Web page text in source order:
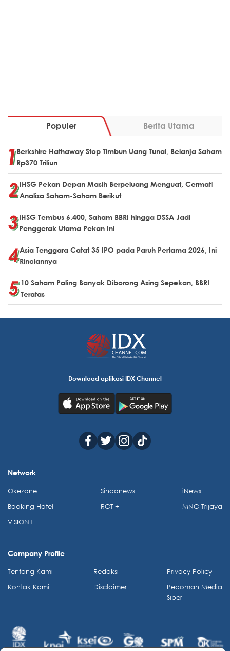
Populer Berita Utama
Berkshire Hathaway Stop Timbun Uang Tunai, Belanja Saham
Rp370 Triliun
IHSG Pekan Depan Masih Berpeluang Menguat, Cermati
Analisa Saham-Saham Berikut
IHSG Tembus 6.400, Saham BBRI hingga DSSA Jadi
Penggerak Utama Pekan Ini
Asia Tenggara Catat 35 IPO pada Paruh Pertama 2026, Ini
Rinciannya
10 Saham Paling Banyak Diborong Asing Sepekan, BBRI
Teratas
Download aplikasi IDX Channel
Network
Okezone
Booking Hotel
VISION+
Sindonews
RCTI+
iNews
MNC Trijaya
Company Profile
Tentang Kami
Kontak Kami
Redaksi
Disclaimer
Privacy Policy
Pedoman Media
Siber